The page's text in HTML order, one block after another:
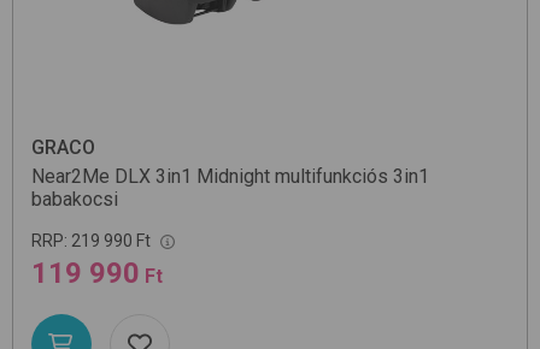
GRACO
Near2Me DLX 3in1 Midnight multifunkciós 3in1
babakocsi
RRP: 219 990 Ft
119 990 Ft